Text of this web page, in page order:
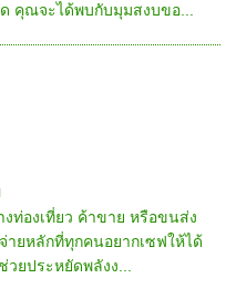
คุณจะได้พบกับมุมสงบขอ...
งท่องเที่ยว ค้าขาย หรือขนส่ง
ยหลักที่ทุกคนอยากเซฟให้ได้
ยประหยัดพลังง...